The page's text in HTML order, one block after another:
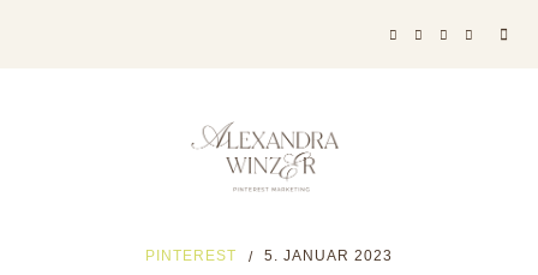
PINTEREST / 5. JANUAR 2023